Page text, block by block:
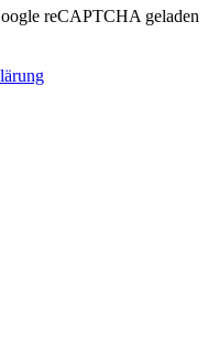
reCAPTCHA geladen